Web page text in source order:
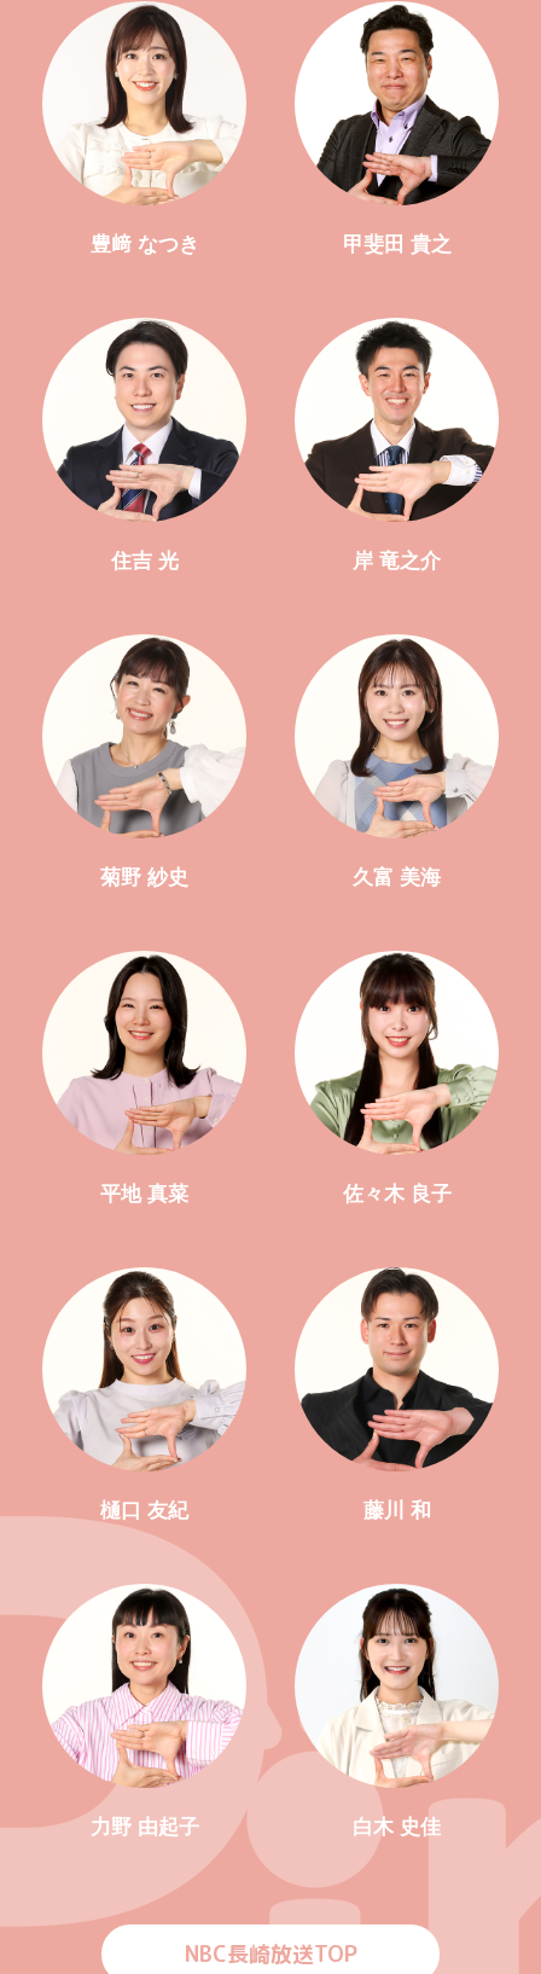
豊﨑 なつき 甲斐田 貴之
住吉 光 岸 竜之介
菊野 紗史 久富 美海
平地 真菜 佐々木 良子
樋口 友紀 藤川 和
力野 由起子 白木 史佳
NBC長崎放送TOP